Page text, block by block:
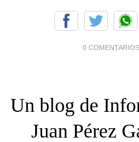
0 COMENTARIOS
Un blog de
Juan Pérez